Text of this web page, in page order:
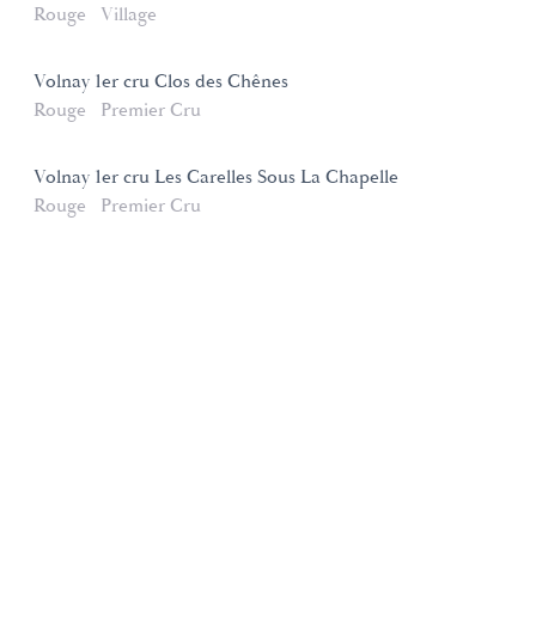
Rouge
Village
Volnay 1er cru Clos des Chênes
Rouge
Premier Cru
Volnay 1er cru Les Carelles Sous La Chapelle
Rouge
Premier Cru